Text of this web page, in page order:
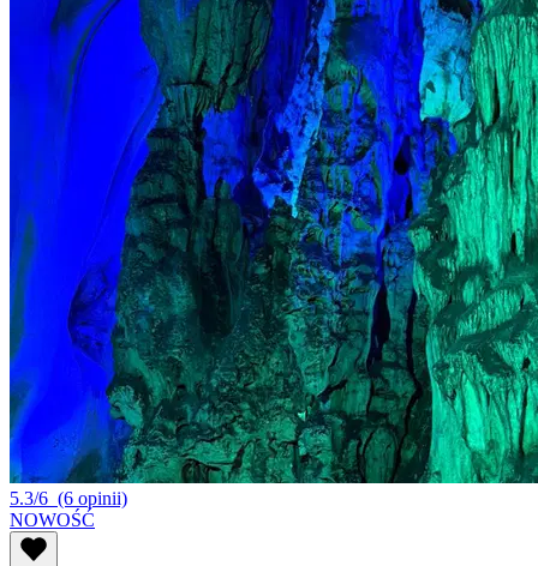
5.3/6 (6 opinii)
NOWOŚĆ